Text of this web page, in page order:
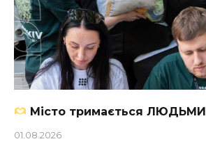
Місто тримається ЛЮДЬМИ
01.08.2026